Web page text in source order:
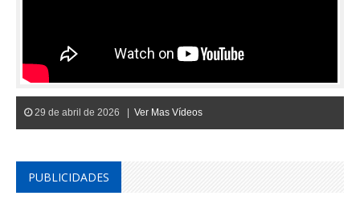
29 de abril de 2026 |Ver Mas Vídeos
PUBLICIDADES